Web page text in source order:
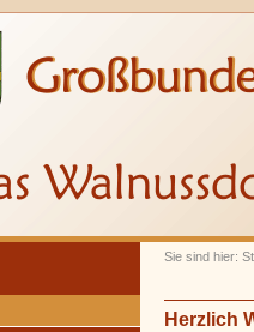
Sie sind hier:
Herzlich